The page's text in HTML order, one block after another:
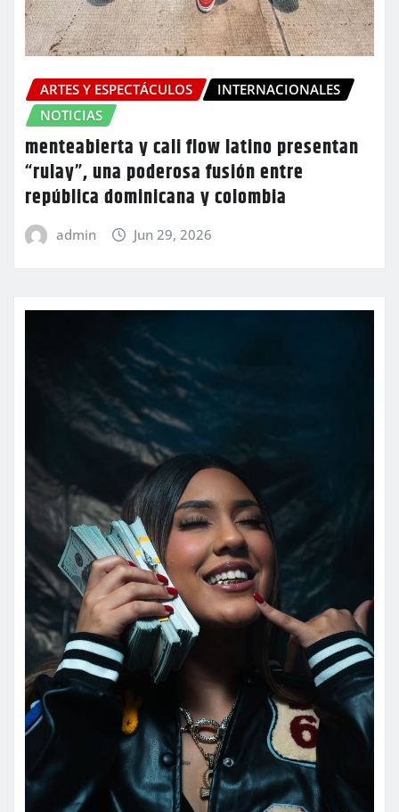
ARTES Y ESPECTÁCULOS
INTERNACIONALES
NOTICIAS
menteabierta y cali flow latino presentan
“rulay”, una poderosa fusión entre
república dominicana y colombia
admin Jun 29, 2026